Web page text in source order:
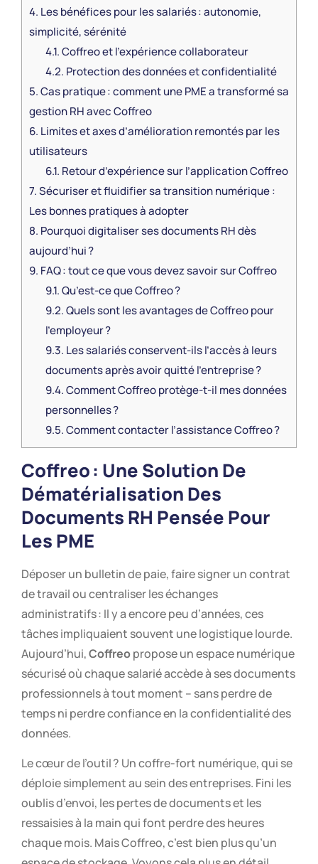
4. Les bénéfices pour les salariés : autonomie,
simplicité, sérénité
4.1.Coffreo et l’expérience collaborateur
4.2. Protection des données et confidentialité
5.Cas pratique : comment une PME a transformé sa
gestion RH avec Coffreo
6. Limites et axes d’amélioration remontés par les
utilisateurs
6.1. Retour d’expérience sur l’application Coffreo
7.Sécuriser et fluidifier sa transition numérique :
Les bonnes pratiques à adopter
8. Pourquoi digitaliser ses documents RH dès
aujourd’hui ?
9. FAQ : tout ce que vous devez savoir sur Coffreo
9.1.Qu’est-ce que Coffreo ?
9.2.Quels sont les avantages de Coffreo pour
l’employeur ?
9.3. Les salariés conservent-ils l’accès à leurs
documents après avoir quitté l’entreprise ?
9.4.Comment Coffreo protège-t-il mes données
personnelles ?
9.5.Comment contacter l’assistance Coffreo ?
Coffreo : Une Solution De
Dématérialisation Des
Documents RH Pensée Pour
Les PME
Déposer un bulletin de paie, faire signer un contrat
de travail ou centraliser les échanges
administratifs : Il y a encore peu d’années, ces
tâches impliquaient souvent une logistique lourde.
Aujourd’hui,Coffreopropose un espace numérique
sécurisé où chaque salarié accède à ses documents
professionnels à tout moment – sans perdre de
temps ni perdre confiance en la confidentialité des
données.
Le cœur de l’outil ? Un coffre-fort numérique, qui se
déploie simplement au sein des entreprises. Fini les
oublis d’envoi, les pertes de documents et les
ressaisies à la main qui font perdre des heures
chaque mois. Mais Coffreo, c’est bien plus qu’un